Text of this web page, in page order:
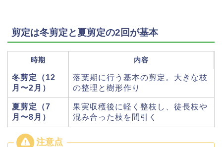
剪定は冬剪定と夏剪定の2回が基本
時期 内容
冬剪定（12
月〜2月）
落葉期に行う基本の剪定。大きな枝
の整理と樹形作り
夏剪定（7
月〜8月）
果実収穫後に軽く整枝し、徒長枝や
混み合った枝を間引く